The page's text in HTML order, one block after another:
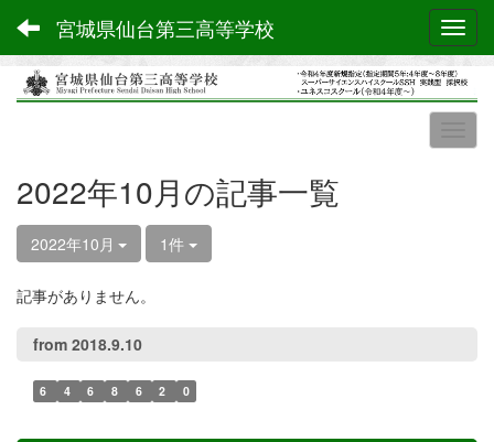
宮城県仙台第三高等学校
2022年10月の記事一覧
2022年10月 1件
記事がありません。
from 2018.9.10
6 4 6 8 6 2 0